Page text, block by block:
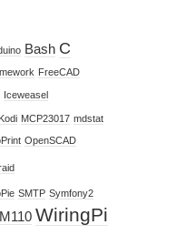
Bash C
FreeCAD
Iceweasel
Kodi MCP23017 mdstat
OpenSCAD
SMTP Symfony2
WiringPi